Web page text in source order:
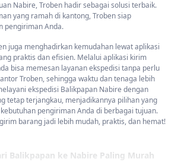
Nabire, Troben hadir sebagai solusi terbaik.
yang ramah di kantong, Troben siap
pengiriman Anda.
juga menghadirkan kemudahan lewat aplikasi
praktis dan efisien. Melalui aplikasi kirim
bisa memesan layanan ekspedisi tanpa perlu
Troben, sehingga waktu dan tenaga lebih
ekspedisi Balikpapan Nabire dengan
tetap terjangkau, menjadikannya pilihan yang
pengiriman Anda di berbagai tujuan.
barang jadi lebih mudah, praktis, dan hemat!
Balikpapan ke Nabire Paling Murah